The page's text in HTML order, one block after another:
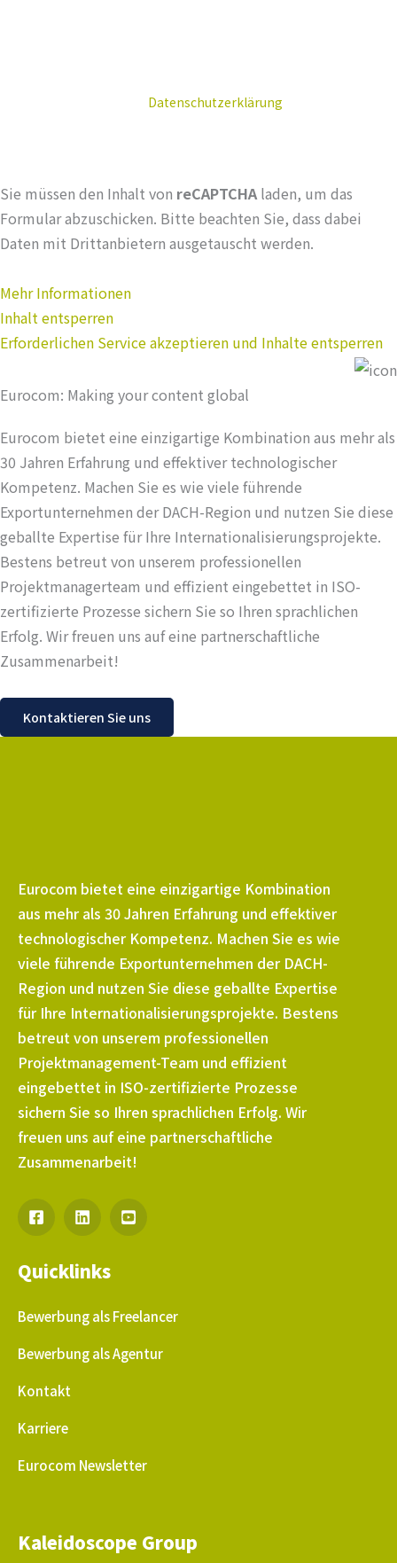
Datenschutzerklärung
Sie müssen den Inhalt von reCAPTCHAladen, um das
Formular abzuschicken. Bitte beachten Sie, dass dabei
Daten mit Drittanbietern ausgetauscht werden.
Mehr Informationen
Inhalt entsperren
Erforderlichen Service akzeptieren und Inhalte entsperren
Eurocom: Making your content global
Eurocom bietet eine einzigartige Kombination aus mehr als
30 Jahren Erfahrung und effektiver technologischer
Kompetenz. Machen Sie es wie viele führende
Exportunternehmen der DACH-Region und nutzen Sie diese
geballte Expertise für Ihre Internationalisierungsprojekte.
Bestens betreut von unserem professionellen
Projektmanagerteam und effizient eingebettet in ISO-
zertifizierte Prozesse sichern Sie so Ihren sprachlichen
Erfolg. Wir freuen uns auf eine partnerschaftliche
Zusammenarbeit!
Kontaktieren Sie uns
Eurocom bietet eine einzigartige Kombination
aus mehr als 30 Jahren Erfahrung und effektiver
technologischer Kompetenz. Machen Sie es wie
viele führende Exportunternehmen der DACH-
Region und nutzen Sie diese geballte Expertise
für Ihre Internationalisierungsprojekte. Bestens
betreut von unserem professionellen
Projektmanagement-Team und effizient
eingebettet in ISO-zertifizierte Prozesse
sichern Sie so Ihren sprachlichen Erfolg. Wir
freuen uns auf eine partnerschaftliche
Zusammenarbeit!
Quicklinks
Bewerbung als Freelancer
Bewerbung als Agentur
Kontakt
Karriere
Eurocom Newsletter
Kaleidoscope Group